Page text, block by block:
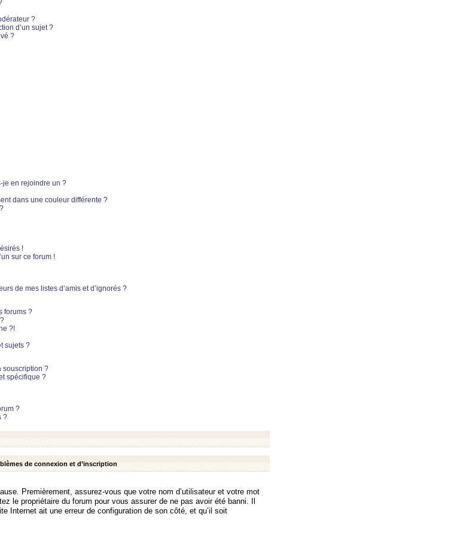
?
d’un sujet ?
?
je en rejoindre un ?
dans une couleur différente ?
!
sur ce forum !
de mes listes d’amis et d’ignorés ?
forums ?
?!
sujets ?
souscription ?
spécifique ?
?
?
de connexion et d’inscription
Premièrement, assurez-vous que votre nom d’utilisateur et votre mot
le propriétaire du forum pour vous assurer de ne pas avoir été banni. Il
Internet ait une erreur de configuration de son côté, et qu’il soit